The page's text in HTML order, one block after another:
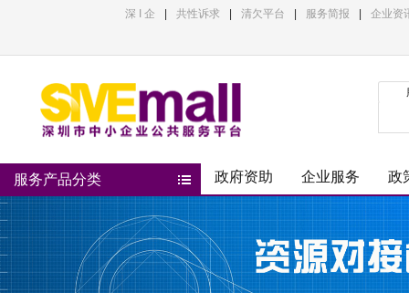
深 I 企 共性诉求 清欠平台 服务简报 企业资
服务产品分类 政府资助 企业服务 政